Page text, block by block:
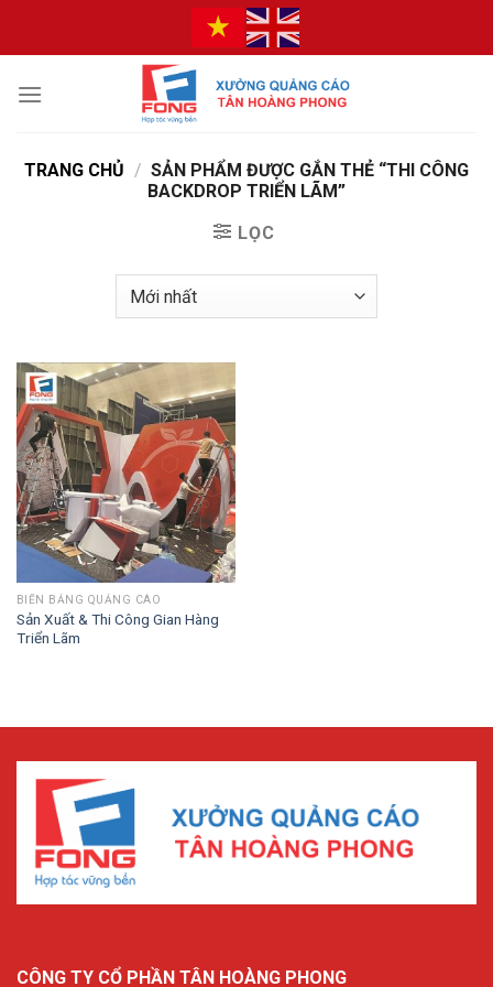
dung
TRANG CHỦ / SẢN PHẨM ĐƯỢC GẮN THẺ “THI CÔNG
BACKDROP TRIỂN LÃM”
LỌC
BIỂN BẢNG QUẢNG CÁO
Sản Xuất & Thi Công Gian Hàng
Triển Lãm
CÔNG TY CỔ PHẦN TÂN HOÀNG PHONG